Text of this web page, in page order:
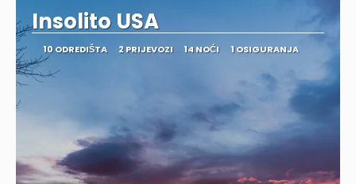
Insolito USA
10 ODREDIŠTA 2 PRIJEVOZI 14 NOĆI 1 OSIGURANJA